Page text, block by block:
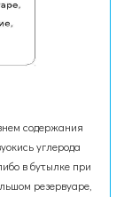
содержания
углерода
в бутылке при
резервуаре,